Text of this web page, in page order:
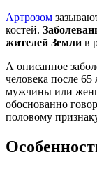
Артрозом
костей.
жителей Земли в
А описанное
человека после 65
мужчины или
обоснованно
половому